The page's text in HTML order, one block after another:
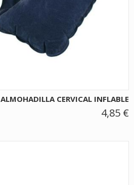
ALMOHADILLA CERVICAL INFLABLE
4,85 €